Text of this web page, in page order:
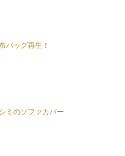
バッグ再生！
ミのソファカバー